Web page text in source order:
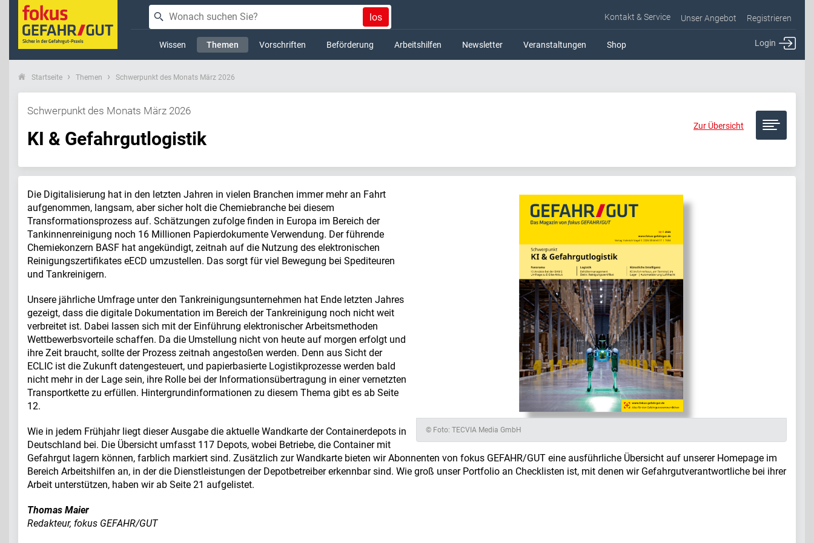
Kontakt & Service Unser Angebot Registrieren
los
Login
Wissen Themen Vorschriften Beförderung Arbeitshilfen Newsletter Veranstaltungen Shop
Startseite Themen Schwerpunkt des Monats März 2026
Zur Übersicht
Schwerpunkt des Monats März 2026
KI & Gefahrgutlogistik
© Foto: TECVIA Media GmbH
Die Digitalisierung hat in den letzten Jahren in vielen Branchen immer mehr an Fahrt
aufgenommen, langsam, aber sicher holt die Chemiebranche bei diesem
Transformationsprozess auf. Schätzungen zufolge finden in Europa im Bereich der
Tankinnenreinigung noch 16 Millionen Papierdokumente Verwendung. Der führende
Chemiekonzern BASF hat angekündigt, zeitnah auf die Nutzung des elektronischen
Reinigungszertifikates eECD umzustellen. Das sorgt für viel Bewegung bei Spediteuren
und Tankreinigern.
Unsere jährliche Umfrage unter den Tankreinigungsunternehmen hat Ende letzten Jahres
gezeigt, dass die digitale Dokumentation im Bereich der Tankreinigung noch nicht weit
verbreitet ist. Dabei lassen sich mit der Einführung elektronischer Arbeitsmethoden
Wettbewerbsvorteile schaffen. Da die Umstellung nicht von heute auf morgen erfolgt und
ihre Zeit braucht, sollte der Prozess zeitnah angestoßen werden. Denn aus Sicht der
ECLIC ist die Zukunft datengesteuert, und papierbasierte Logistikprozesse werden bald
nicht mehr in der Lage sein, ihre Rolle bei der Informationsübertragung in einer vernetzten
Transportkette zu erfüllen. Hintergrundinformationen zu diesem Thema gibt es ab Seite
12.
Wie in jedem Frühjahr liegt dieser Ausgabe die aktuelle Wandkarte der Containerdepots in
Deutschland bei. Die Übersicht umfasst 117 Depots, wobei Betriebe, die Container mit
Gefahrgut lagern können, farblich markiert sind. Zusätzlich zur Wandkarte bieten wir Abonnenten von fokus GEFAHR/GUT eine ausführliche Übersicht auf unserer Homepage im
Bereich Arbeitshilfen an, in der die Dienstleistungen der Depotbetreiber erkennbar sind. Wie groß unser Portfolio an Checklisten ist, mit denen wir Gefahrgutverantwortliche bei ihrer
Arbeit unterstützen, haben wir ab Seite 21 aufgelistet.
Thomas Maier
Redakteur, fokus GEFAHR/GUT